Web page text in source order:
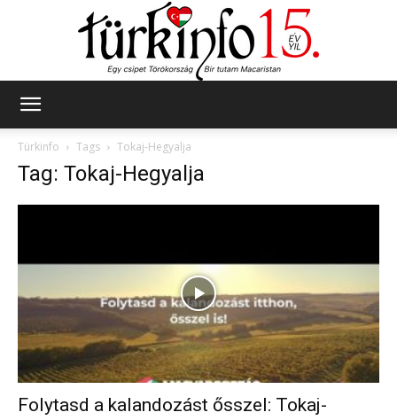
Türkinfo
Tags Tokaj-Hegyalja
Tag: Tokaj-Hegyalja
Folytasd a kalandozást ősszel: Tokaj-